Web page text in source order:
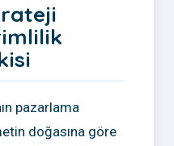
pazarlama
doğasına göre